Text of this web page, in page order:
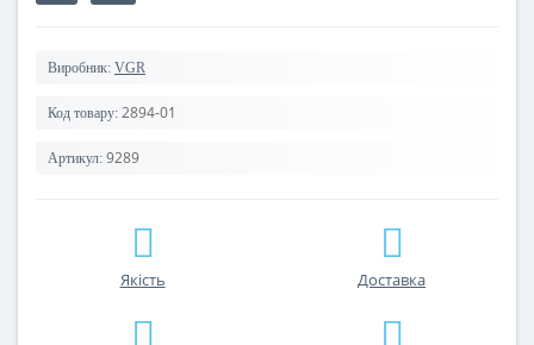
Виробник: VGR
Код товару: 2894-01
Артикул: 9289
Якість Доставка